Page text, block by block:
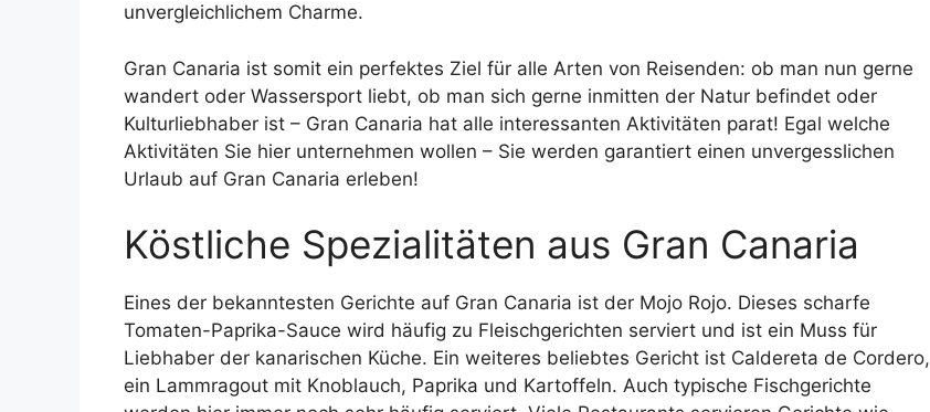
unvergleichlichem Charme.
Gran Canaria ist somit ein perfektes Ziel für alle Arten von Reisenden: ob man nun gerne
wandert oder Wassersport liebt, ob man sich gerne inmitten der Natur befindet oder
Kulturliebhaber ist – Gran Canaria hat alle interessanten Aktivitäten parat! Egal welche
Aktivitäten Sie hier unternehmen wollen – Sie werden garantiert einen unvergesslichen
Urlaub auf Gran Canaria erleben!
Köstliche Spezialitäten aus Gran Canaria
Eines der bekanntesten Gerichte auf Gran Canaria ist der Mojo Rojo. Dieses scharfe
Tomaten-Paprika-Sauce wird häufig zu Fleischgerichten serviert und ist ein Muss für
Liebhaber der kanarischen Küche. Ein weiteres beliebtes Gericht ist Caldereta de Cordero,
ein Lammragout mit Knoblauch, Paprika und Kartoffeln. Auch typische Fischgerichte